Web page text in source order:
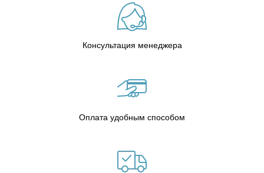
Консультация менеджера
Оплата удобным способом